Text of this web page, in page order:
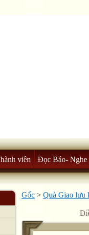
viên Đọc Báo- Nghe
Gốc > Quà Giao lưu